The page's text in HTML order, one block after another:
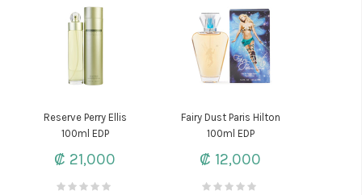
Reserve Perry Ellis
100ml EDP
₡ 21,000
Fairy Dust Paris Hilton
100ml EDP
₡ 12,000